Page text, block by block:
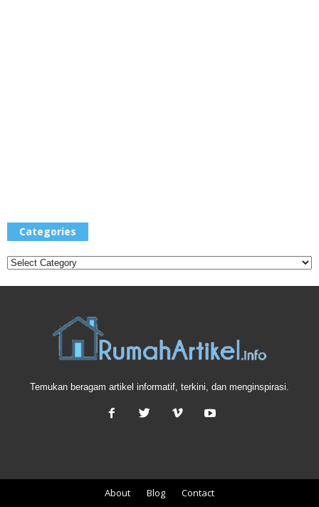
Categories
Temukan beragam artikel informatif, terkini, dan menginspirasi.
About Blog
Contact